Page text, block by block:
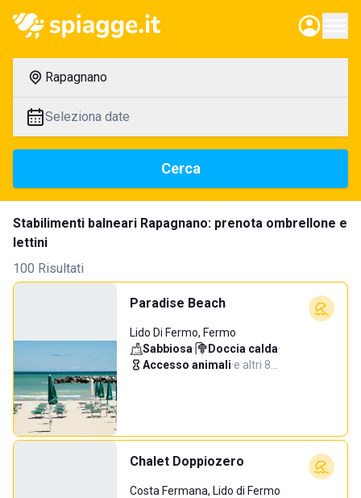
Rapagnano
Seleziona date
Cerca
Stabilimenti balneari Rapagnano: prenota ombrellone e
lettini
100 Risultati
Paradise Beach
Lido Di Fermo, Fermo
Sabbiosa· Doccia calda·
Accesso animali·e altri 8…
Chalet Doppiozero
Costa Fermana, Lido di Fermo